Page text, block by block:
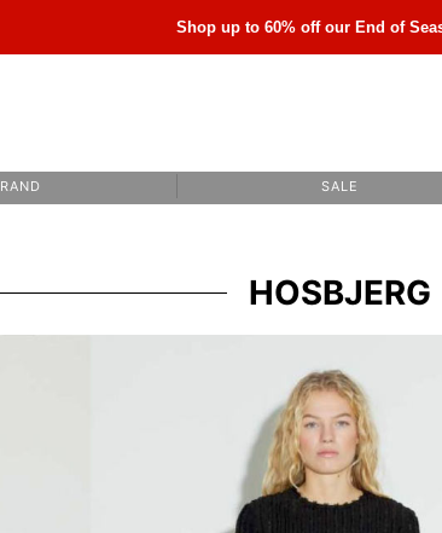
Shop up to 60% off our End of
A N D S A L E
HOSBJERG